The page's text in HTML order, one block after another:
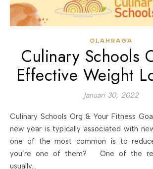
OLAHRAGA
Culinary Schools
Effective Weight
Januari 30, 2022
Culinary Schools Org & Your Fitness Goals. The start of a
new year is typically associated with
one of the most common is to
you’re one of them? One of the
usually…